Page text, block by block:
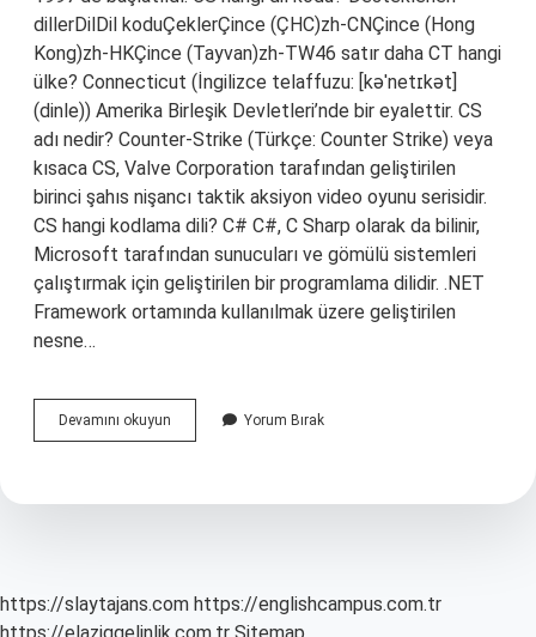
dillerDilDil koduÇeklerÇince (ÇHC)zh-CNÇince (Hong
Kong)zh-HKÇince (Tayvan)zh-TW46 satır daha CT hangi
ülke? Connecticut (İngilizce telaffuzu: [kəˈnetɪkət]
(dinle)) Amerika Birleşik Devletleri’nde bir eyalettir. CS
adı nedir? Counter-Strike (Türkçe: Counter Strike) veya
kısaca CS, Valve Corporation tarafından geliştirilen
birinci şahıs nişancı taktik aksiyon video oyunu serisidir.
CS hangi kodlama dili? C# C#, C Sharp olarak da bilinir,
Microsoft tarafından sunucuları ve gömülü sistemleri
çalıştırmak için geliştirilen bir programlama dilidir. .NET
Framework ortamında kullanılmak üzere geliştirilen
nesne…
Devamını okuyun
Hangi
Yorum Bırak
https://slaytajans.com https://englishcampus.com.tr